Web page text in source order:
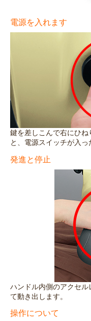
電源を入れます
鍵を差しこんで右にひ
と、電源スイッチが入っ
発進と停止
ハンドル内側のアクセ
て動き出します。
操作について